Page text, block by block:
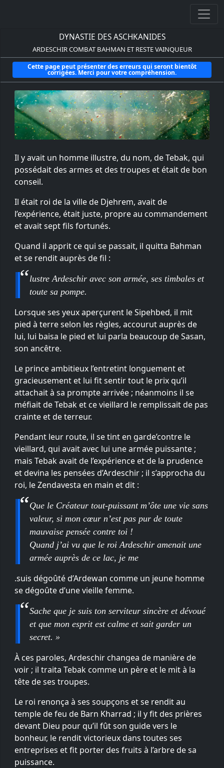
DYNASTIE DES ASCHKANIDES
ARDESCHIR COMBAT BAHMAN ET RESTE VAINQUEUR
Cette page peut présenter des erreurs qui seront bientôt
corrigées. Merci pour votre compréhension.
Il y avait un homme illustre, du nom, de Tebak, qui
possédait des armes et des troupes et était de bon
conseil.
Il était roi de la ville de Djehrem, avait de
l’expérience, était juste, propre au commandement
et avait sept fils fortunés.
Quand il apprit ce qui se passait, il quitta Bahman
et se rendit auprès de fil :
lustre Ardeschir avec son armée, ses timbales et
toute sa pompe.
Lorsque ses yeux aperçurent le Sipehbed, il mit
pied à terre selon les règles, accourut auprès de
lui, lui baisa le pied et lui parla beaucoup de Sasan,
son ancêtre.
Le prince ambitieux l’entretint longuement et
gracieusement et lui fit sentir tout le prix qu’il
attachait à sa prompte arrivée ; néanmoins il se
méfiait de Tebak et ce vieillard le remplissait de pas
crainte et de terreur.
Pendant leur route, il se tint en garde’contre le
vieillard, qui avait avec lui une armée puissante ;
mais Tebak avait de l’expérience et de la prudence
et devina les pensées d’Ardeschir ; il s’approcha du
roi, le Zendavesta en main et dit :
Que le Créateur tout-puissant m’ôte une vie sans
valeur, si mon cœur n’est pas pur de toute
mauvaise pensée contre toi !
Quand j’ai vu que le roi Ardeschir amenait une
armée auprès de ce lac, je me
.suis dégoûté d’Ardewan comme un jeune homme
se dégoûte d’une vieille femme.
Sache que je suis ton serviteur sincère et dévoué
et que mon esprit est calme et sait garder un
secret. »
À ces paroles, Ardeschir changea de manière de
voir ; il traita Tebak comme un père et le mit à la
tête de ses troupes.
Le roi renonça à ses soupçons et se rendit au
temple de feu de Barn Kharrad ; il y fit des prières
devant Dieu pour qu’il fût son guide vers le
bonheur, le rendit victorieux dans toutes ses
entreprises et fit porter des fruits à l’arbre de sa
puissance.